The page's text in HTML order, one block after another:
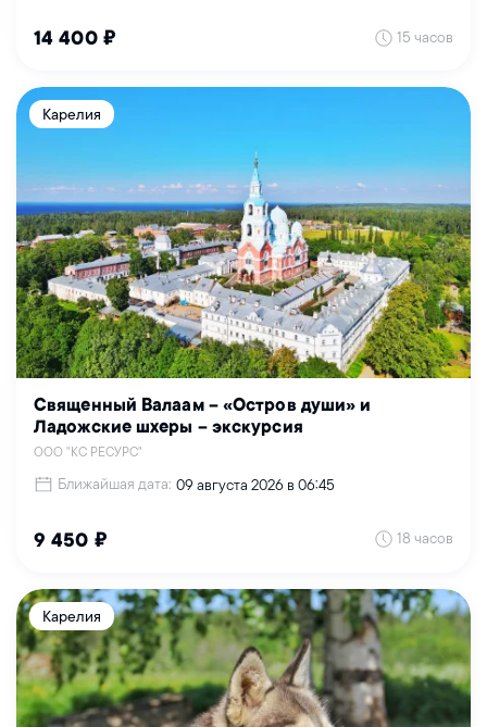
14 400 ₽ 15 часов
Карелия
Священный Валаам – «Остров души» и
Ладожские шхеры – экскурсия
ООО "КС РЕСУРС"
Ближайшая дата: 09 августа 2026 в 06:45
9 450 ₽ 18 часов
Карелия